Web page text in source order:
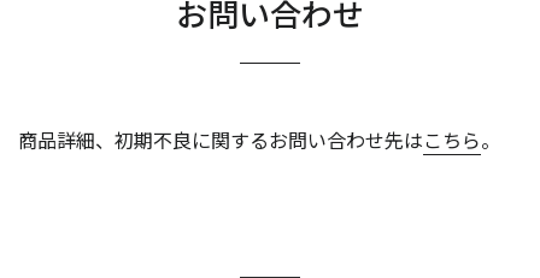
お問い合わせ
商品詳細、初期不良に関するお問い合わせ先はこちら。